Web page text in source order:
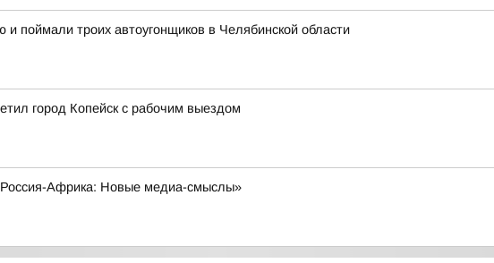
и поймали троих автоугонщиков в Челябинской области
город Копейск с рабочим выездом
Африка: Новые медиа-смыслы»